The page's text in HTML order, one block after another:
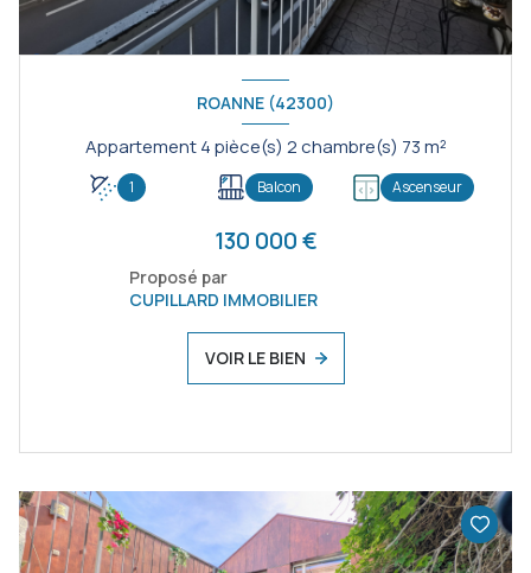
ROANNE (42300)
Appartement 4 pièce(s) 2 chambre(s) 73 m²
1 Balcon Ascenseur
130 000 €
Proposé par
CUPILLARD IMMOBILIER
VOIR LE BIEN